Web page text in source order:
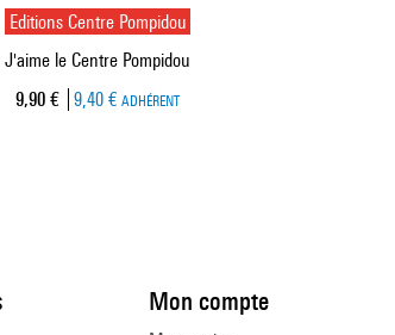
Editions Centre Pompidou
J'aime le Centre Pompidou
Prix ​​actuel
9,90 € 9,40 € ADHÉRENT
Mon compte